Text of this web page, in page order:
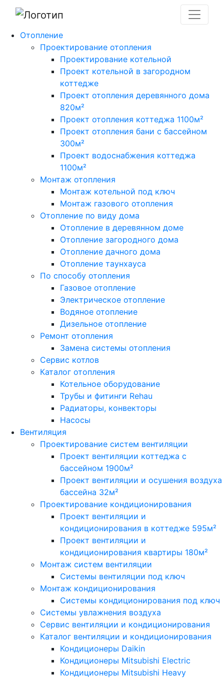
Отопление
Проектирование отопления
Проектирование котельной
Проект котельной в загородном
коттедже
Проект отопления деревянного дома
820м²
Проект отопления коттеджа 1100м²
Проект отопления бани с бассейном
300м²
Проект водоснабжения коттеджа
1100м²
Монтаж отопления
Монтаж котельной под ключ
Монтаж газового отопления
Отопление по виду дома
Отопление в деревянном доме
Отопление загородного дома
Отопление дачного дома
Отопление таунхауса
По способу отопления
Газовое отопление
Электрическое отопление
Водяное отопление
Дизельное отопление
Ремонт отопления
Замена системы отопления
Сервис котлов
Каталог отопления
Котельное оборудование
Трубы и фитинги Rehau
Радиаторы, конвекторы
Насосы
Вентиляция
Проектирование систем вентиляции
Проект вентиляции коттеджа с
бассейном 1900м²
Проект вентиляции и осушения воздуха
бассейна 32м²
Проектирование кондиционирования
Проект вентиляции и
кондиционирования в коттедже 595м²
Проект вентиляции и
кондиционирования квартиры 180м²
Монтаж систем вентиляции
Системы вентиляции под ключ
Монтаж кондиционирования
Системы кондиционирования под ключ
Системы увлажнения воздуха
Сервис вентиляции и кондиционирования
Каталог вентиляции и кондиционирования
Кондиционеры Daikin
Кондиционеры Mitsubishi Electric
Кондиционеры Mitsubishi Heavy